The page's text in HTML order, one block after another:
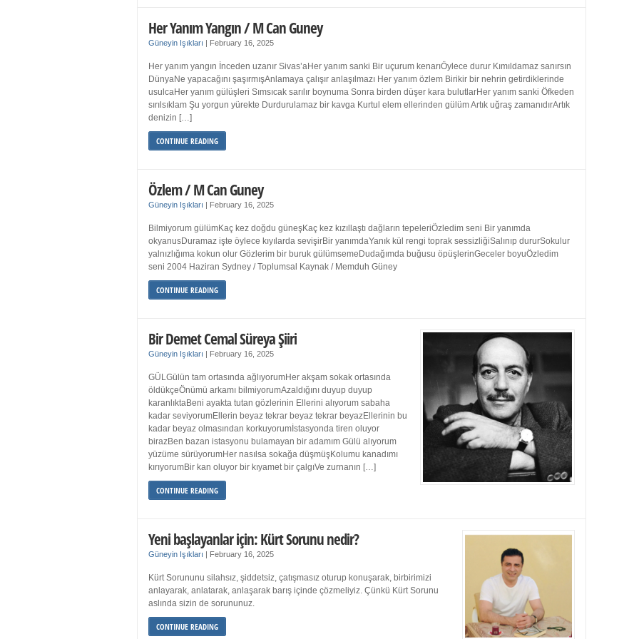
Her Yanım Yangın / M Can Guney
Güneyin Işıkları February 16, 2025
Her yanım yangın İnceden uzanır Sivas’aHer yanım sanki Bir uçurum kenarıÖylece durur Kımıldamaz sanırsın
DünyaNe yapacağını şaşırmışAnlamaya çalışır anlaşılmazı Her yanım özlem Birikir bir nehrin getirdiklerinde
usulcaHer yanım gülüşleri Sımsıcak sarılır boynuma Sonra birden düşer kara bulutlarHer yanım sanki Öfkeden
sırılsıklam Şu yorgun yürekte Durdurulamaz bir kavga Kurtul elem ellerinden gülüm Artık uğraş zamanıdırArtık
denizin […]
CONTINUE READING
Özlem / M Can Guney
Güneyin Işıkları February 16, 2025
Bilmiyorum gülümKaç kez doğdu güneşKaç kez kızıllaştı dağların tepeleriÖzledim seni Bir yanımda
okyanusDuramaz işte öylece kıyılarda sevişirBir yanımdaYanık kül rengi toprak sessizliğiSalınıp dururSokulur
yalnızlığıma kokun olur Gözlerim bir buruk gülümsemeDudağımda buğusu öpüşlerinGeceler boyuÖzledim
seni 2004 Haziran Sydney / Toplumsal Kaynak / Memduh Güney
CONTINUE READING
Bir Demet Cemal Süreya Şiiri
Güneyin Işıkları February 16, 2025
GÜLGülün tam ortasında ağlıyorumHer akşam sokak ortasında
öldükçeÖnümü arkamı bilmiyorumAzaldığını duyup duyup
karanlıktaBeni ayakta tutan gözlerinin Ellerini alıyorum sabaha
kadar seviyorumEllerin beyaz tekrar beyaz tekrar beyazEllerinin bu
kadar beyaz olmasından korkuyorumİstasyonda tiren oluyor
birazBen bazan istasyonu bulamayan bir adamım Gülü alıyorum
yüzüme sürüyorumHer nasılsa sokağa düşmüşKolumu kanadımı
kırıyorumBir kan oluyor bir kıyamet bir çalgıVe zurnanın […]
CONTINUE READING
Yeni başlayanlar için: Kürt Sorunu nedir?
Güneyin Işıkları February 16, 2025
Kürt Sorununu silahsız, şiddetsiz, çatışmasız oturup konuşarak, birbirimizi
anlayarak, anlatarak, anlaşarak barış içinde çözmeliyiz. Çünkü Kürt Sorunu
aslında sizin de sorununuz.
CONTINUE READING